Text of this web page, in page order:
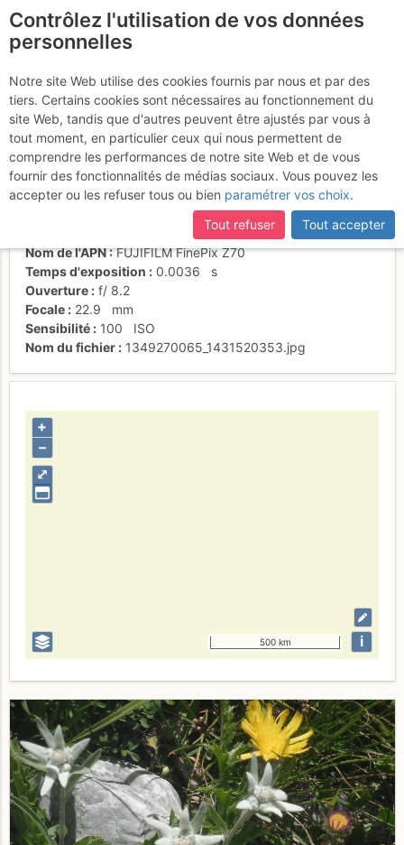
Edelweiss
Activités
Date/heure
12 juil. 2011 11:25
Contributeur
th0mas3589
individuel (CC by-nc-nd)
Nom de l'APN
FUJIFILM FinePix Z70
Temps d'exposition
0.0036
s
Ouverture
f/ 8.2
Focale
22.9
mm
Sensibilité
100
ISO
Nom du fichier
1349270065_1431520353.jpg
⤢
+
–
500 km i
Contrôlez l'utilisation de vos données
personnelles
Notre site Web utilise des cookies fournis par nous et par des
tiers. Certains cookies sont nécessaires au fonctionnement du
site Web, tandis que d'autres peuvent être ajustés par vous à
tout moment, en particulier ceux qui nous permettent de
comprendre les performances de notre site Web et de vous
fournir des fonctionnalités de médias sociaux. Vous pouvez les
accepter ou les refuser tous ou bien paramétrer vos choix.
Tout refuser
Tout accepter